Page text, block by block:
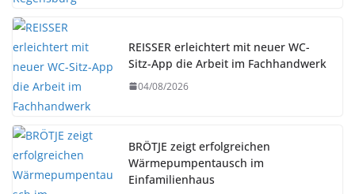
REISSER erleichtert mit neuer WC-
Sitz-App die Arbeit im Fachhandwerk
04/08/2026
BRÖTJE zeigt erfolgreichen
Wärmepumpentausch im
Einfamilienhaus